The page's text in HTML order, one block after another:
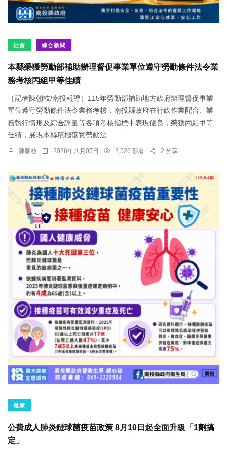
社會 綜合新聞
本縣榮獲勞動部補助辦理督促事業單位遵守勞動條件法令業
務考核丙組甲等佳績
［記者陳朝枝/南投報導］115年勞動部補助地方政府辦理督促事業
單位遵守勞動條件法令業務考核，南投縣政府在行政作業配合、業
務執行情形及綜合評量等各項考核指標中表現優良，榮獲丙組甲等
佳績，展現本縣積極落實勞動法...
陳朝枝 2026年八月07日 2,526 觀看 2 分享
健康
公費成人肺炎鏈球菌疫苗政策 8月10日起全面升級「1劑搞
定」